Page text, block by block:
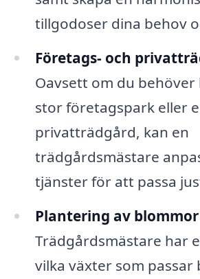
tillgodoser dina behov
Företags- och
Oavsett om du behöver
stor företagspark eller
privatträdgård, kan en
trädgårdsmästare
tjänster för att passa
Plantering av
Trädgårdsmästare har
vilka växter som passar